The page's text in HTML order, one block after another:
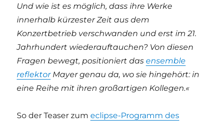
Und wie ist es möglich, dass ihre Werke
innerhalb kürzester Zeit aus dem
Konzertbetrieb verschwanden und erst im 21.
Jahrhundert wiederauftauchen? Von diesen
Fragen bewegt, positioniert dasensemble
reflektorMayer genau da, wo sie hingehört: in
eine Reihe mit ihren großartigen Kollegen.«
So der Teaser zumeclipse-Programm des